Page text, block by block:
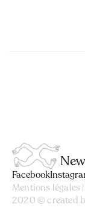
Facebook
Mentions légales
2020 © created